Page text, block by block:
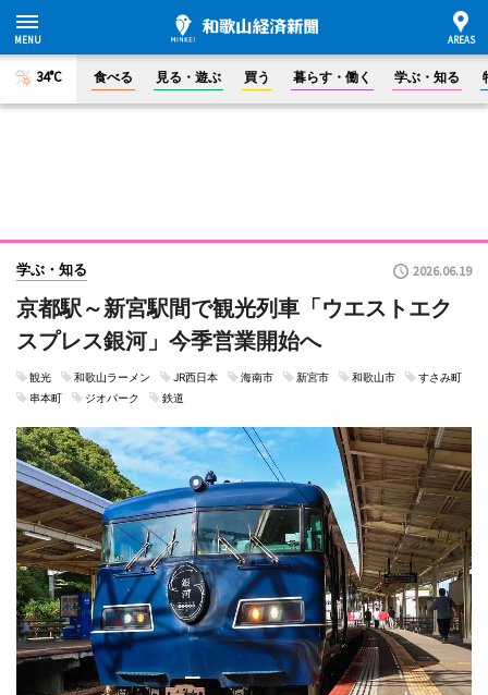
34°C 食べる 見る・遊ぶ 買う 暮らす・働く 学ぶ・知る
学ぶ・知る 2026.06.19
京都駅～新宮駅間で観光列車「ウエストエク
スプレス銀河」今季営業開始へ
観光 和歌山ラーメン JR西日本 海南市 新宮市 和歌山市
すさみ町
串本町
ジオパーク 鉄道